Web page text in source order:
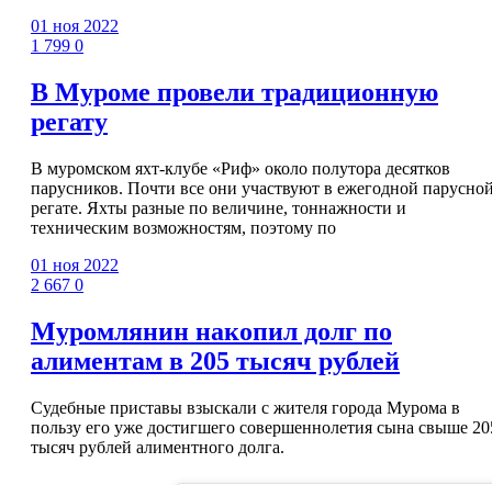
01 ноя 2022
1 799 0
В Муроме провели традиционную
регату
В муромском яхт-клубе «Риф» около полутора десятков
парусников. Почти все они участвуют в ежегодной
регате. Яхты разные по величине, тоннажности и
техническим возможностям, поэтому по
01 ноя 2022
2 667 0
Муромлянин накопил долг по
алиментам в 205 тысяч рублей
Судебные приставы взыскали с жителя города Мурома в
пользу его уже достигшего совершеннолетия сына свыше
тысяч рублей алиментного долга.